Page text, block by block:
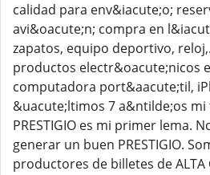
calidad para env&iacute;o;
avi&oacute;n; compra en
zapatos, equipo deportivo,
productos electr&oacute;nicos
computadora port&aacute;til,
&uacute;ltimos 7 a&ntilde;os mi
PRESTIGIO es mi primer lema.
generar un buen PRESTIGIO.
productores de billetes de ALTA